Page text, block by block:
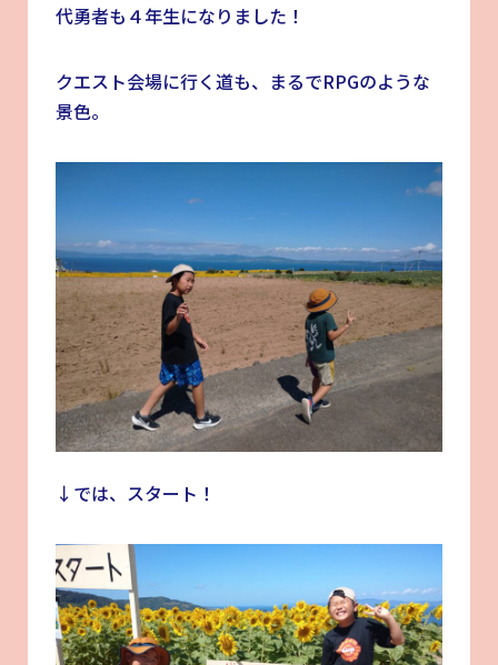
代勇者も４年生になりました！
クエスト会場に行く道も、まるでRPGのような
景色。
↓では、スタート！